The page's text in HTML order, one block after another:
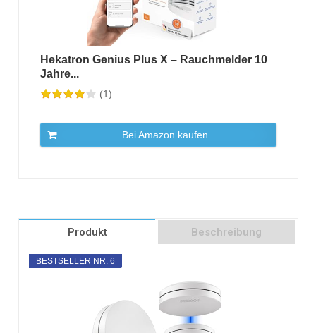
Hekatron Genius Plus X – Rauchmelder 10
Jahre...
(1)
Bei Amazon kaufen
Produkt Beschreibung
BESTSELLER NR. 6